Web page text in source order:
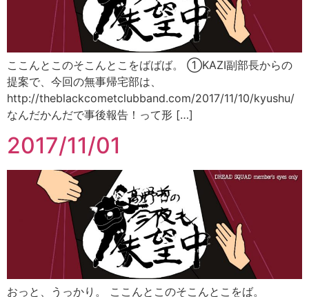
ここんとこのそこんとこをばばば。 ①KAZI副部長からの
提案で、今回の無事帰宅部は、
http://theblackcometclubband.com/2017/11/10/kyushu/
なんだかんだで事後報告！って形 […]
2017/11/01
おっと、うっかり。 ここんとこのそこんとこをば。